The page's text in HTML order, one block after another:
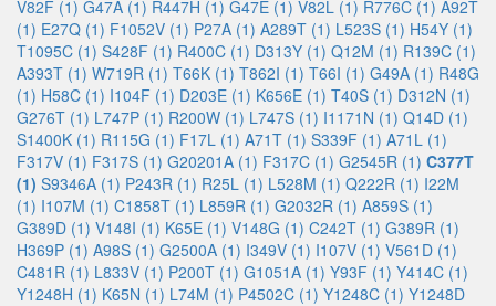
V82F (1) G47A (1) R447H (1) G47E (1) V82L (1) R776C (1) A92T
(1) E27Q (1) F1052V (1) P27A (1) A289T (1) L523S (1) H54Y (1)
T1095C (1) S428F (1) R400C (1) D313Y (1) Q12M (1) R139C (1)
A393T (1) W719R (1) T66K (1) T862I (1) T66I (1) G49A (1) R48G
(1) H58C (1) I104F (1) D203E (1) K656E (1) T40S (1) D312N (1)
G276T (1) L747P (1) R200W (1) L747S (1) I1171N (1) Q14D (1)
S1400K (1) R115G (1) F17L (1) A71T (1) S339F (1) A71L (1)
F317V (1) F317S (1) G20201A (1) F317C (1) G2545R (1) C377T
(1) S9346A (1) P243R (1) R25L (1) L528M (1) Q222R (1) I22M
(1) I107M (1) C1858T (1) L859R (1) G2032R (1) A859S (1)
G389D (1) V148I (1) K65E (1) V148G (1) C242T (1) G389R (1)
H369P (1) A98S (1) G2500A (1) I349V (1) I107V (1) V561D (1)
C481R (1) L833V (1) P200T (1) G1051A (1) Y93F (1) Y414C (1)
Y1248H (1) K65N (1) L74M (1) P4502C (1) Y1248C (1) Y1248D